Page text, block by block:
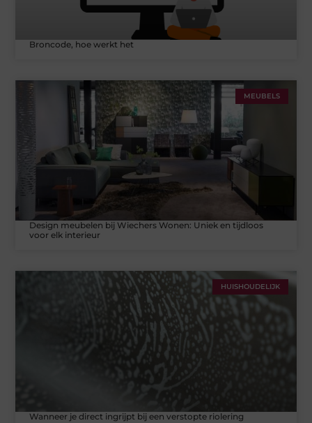
Broncode, hoe werkt het
MEUBELS
Design meubelen bij Wiechers Wonen: Uniek en tijdloos
voor elk interieur
HUISHOUDELIJK
Wanneer je direct ingrijpt bij een verstopte riolering